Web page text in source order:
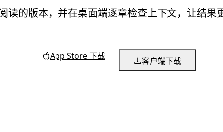
读的版本，并在桌面端逐章检查上下文，让结
App Store 下载 客户端下载